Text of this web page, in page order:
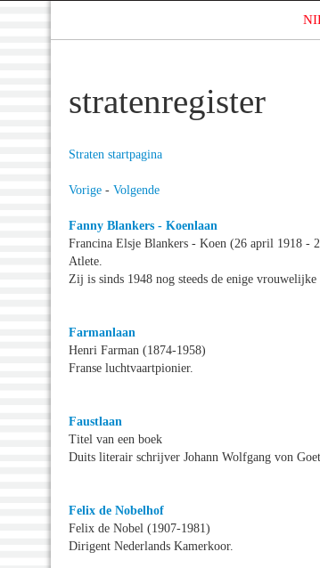
stratenregister
Straten startpagina
Vorige - Volgende
Fanny Blankers - Koenlaan
Francina Elsje Blankers - Koen (26 april 1918 -
Atlete.
Zij is sinds 1948 nog steeds de enige
Farmanlaan
Henri Farman (1874-1958)
Franse luchtvaartpionier.
Faustlaan
Titel van een boek
Duits literair schrijver Johann Wolfgang von
Felix de Nobelhof
Felix de Nobel (1907-1981)
Dirigent Nederlands Kamerkoor.